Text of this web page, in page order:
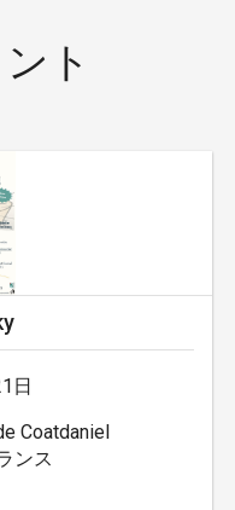
ト
日
Coatdaniel
ンス